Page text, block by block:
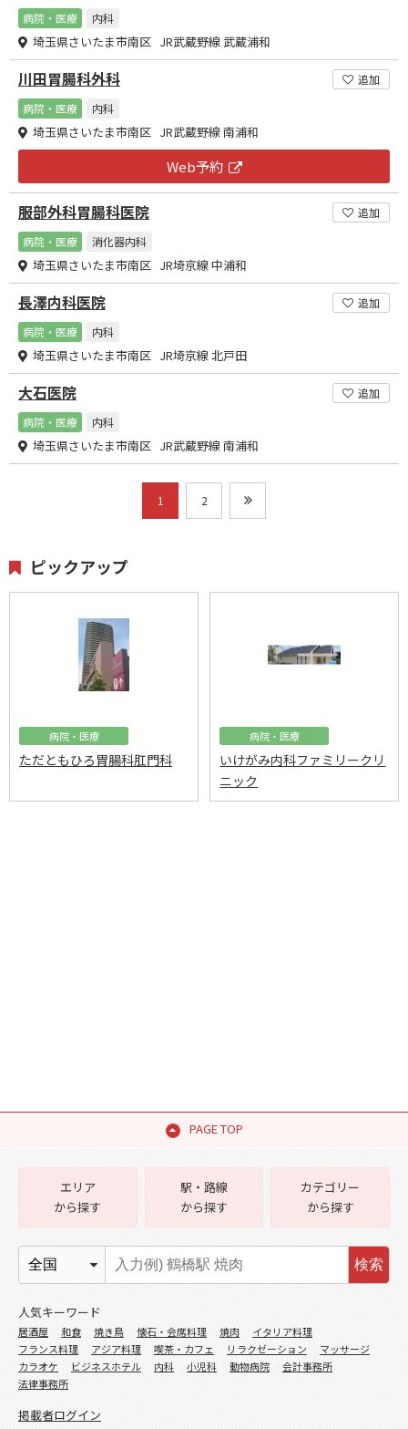
病院・医療
内科
埼玉県さいたま市南区 JR武蔵野線 武蔵浦和
川田胃腸科外科
追加
病院・医療
内科
埼玉県さいたま市南区 JR武蔵野線 南浦和
Web予約
服部外科胃腸科医院
追加
病院・医療
消化器内科
埼玉県さいたま市南区 JR埼京線 中浦和
長澤内科医院
追加
病院・医療
内科
埼玉県さいたま市南区 JR埼京線 北戸田
大石医院
追加
病院・医療
内科
埼玉県さいたま市南区 JR武蔵野線 南浦和
1 2
ピックアップ
病院・医療
ただともひろ胃腸科肛門科
病院・医療
いけがみ内科ファミリークリ
ニック
PAGE TOP
エリア
から探す
駅・路線
から探す
カテゴリー
から探す
検索
人気キーワード
居酒屋 和食 焼き鳥 懐石・会席料理 焼肉
イタリア料理
フランス料理
アジア料理 喫茶・カフェ リラクゼーション
マッサージ
カラオケ
ビジネスホテル 内科 小児科 動物病院
会計事務所
法律事務所
掲載者ログイン